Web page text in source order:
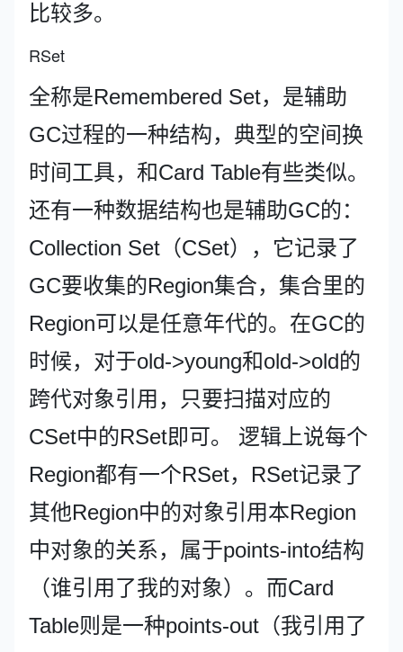
比较多。
RSet
全称是Remembered Set，是辅助
GC过程的一种结构，典型的空间换
时间工具，和Card Table有些类似。
还有一种数据结构也是辅助GC的：
Collection Set（CSet），它记录了
GC要收集的Region集合，集合里的
Region可以是任意年代的。在GC的
时候，对于old->young和old->old的
跨代对象引用，只要扫描对应的
CSet中的RSet即可。 逻辑上说每个
Region都有一个RSet，RSet记录了
其他Region中的对象引用本Region
中对象的关系，属于points-into结构
（谁引用了我的对象）。而Card
Table则是一种points-out（我引用了